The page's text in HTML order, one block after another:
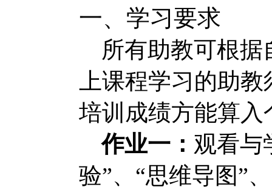
一、学习要求
所有助教可根
上课程学习的助
培训成绩方能算
作业一： 观看与
验”、“思维导图”